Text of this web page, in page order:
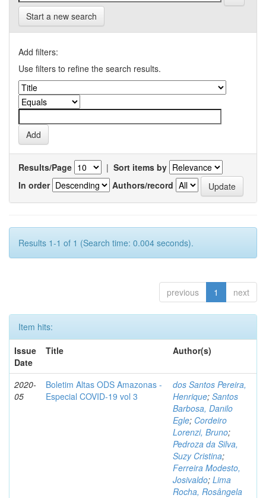
Start a new search
Add filters:
Use filters to refine the search results.
Results/Page | Sort items by
In order
Authors/record
Results 1-1 of 1 (Search time: 0.004 seconds).
previous 1 next
Item hits:
Issue
Date
Title Author(s)
2020-
05
Boletim Altas ODS Amazonas -
Especial COVID-19 vol 3
dos Santos Pereira,
Henrique; Santos
Barbosa, Danilo
Egle; Cordeiro
Lorenzi, Bruno;
Pedroza da Silva,
Suzy Cristina;
Ferreira Modesto,
Josivaldo; Lima
Rocha, Rosângela